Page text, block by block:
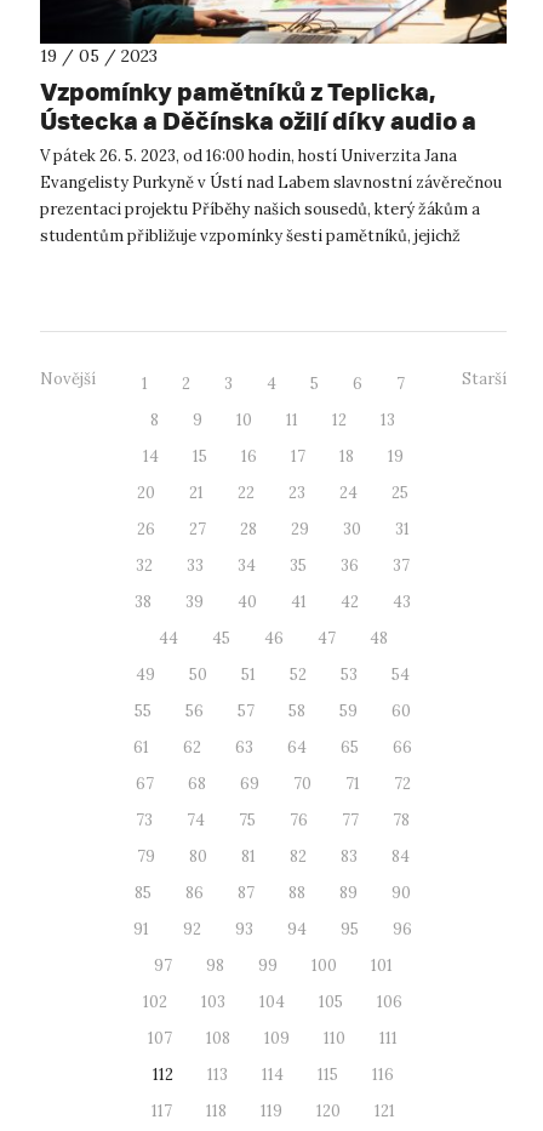
19 / 05 / 2023
Vzpomínky pamětníků z Teplicka,
Ústecka a Děčínska ožijí díky audio a
video reportážím žáků základních škol
a studentů gymnázií.
V pátek 26. 5. 2023, od 16:00 hodin, hostí Univerzita Jana
Evangelisty Purkyně v Ústí nad Labem slavnostní závěrečnou
prezentaci projektu Příběhy našich sousedů, který žákům a
studentům přibližuje vzpomínky šesti pamětníků, jejichž
Novější 1 2 3 4 5 6
7
8
9 10 11 12
13
14
15 16 17 18
19
20
21 22 23 24
25
26
27 28 29 30
31
32
33 34 35 36
37
38
39 40 41 42
43
44
45 46 47
48
49
50 51 52 53
54
55
56 57 58 59
60
61
62 63 64 65
66
67
68 69 70 71
72
73
74 75 76 77
78
79
80 81 82 83
84
85
86 87 88 89
90
91
92 93 94 95
96
97
98 99 100
101
102
103 104 105
106
107
108 109 110
111
112
113 114 115
116
117
118 119 120
121
Starší